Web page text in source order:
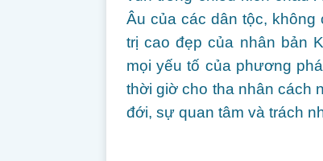
Âu của các dân tộc,
trị cao đẹp của nhân bản
mọi yếu tố của phương
thời giờ cho tha nhân cách
đới, sự quan tâm và trách